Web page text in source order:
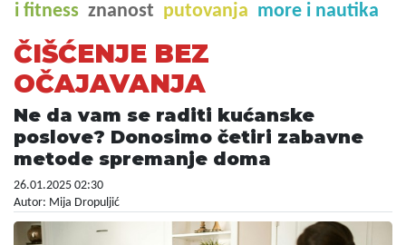
i fitness znanost putovanja more i nautika
ČIŠĆENJE BEZ
OČAJAVANJA
Ne da vam se raditi kućanske
poslove? Donosimo četiri zabavne
metode spremanje doma
26.01.2025 02:30
Autor: Mija Dropuljić